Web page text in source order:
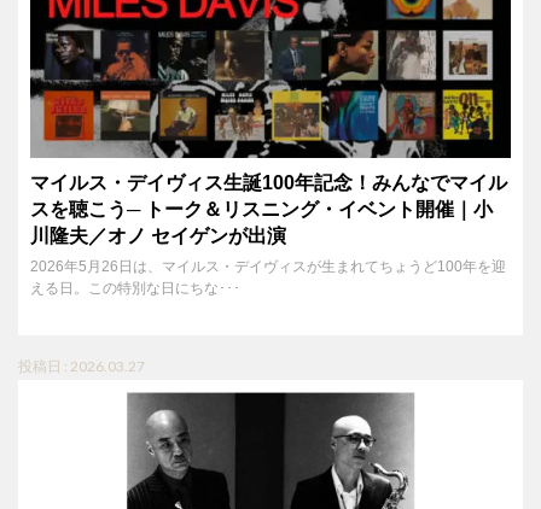
マイルス・デイヴィス生誕100年記念！みんなでマイル
スを聴こう─ トーク＆リスニング・イベント開催｜小
川隆夫／オノ セイゲンが出演
2026年5月26日は、マイルス・デイヴィスが生まれてちょうど100年を迎
える日。この特別な日にちな･･･
投稿日 : 2026.03.27